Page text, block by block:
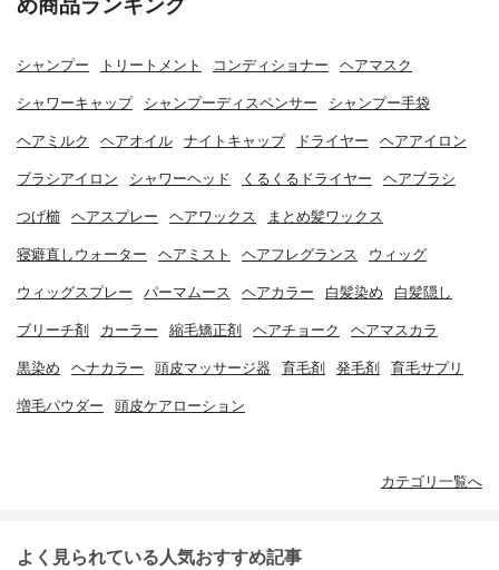
シャンプー トリートメント コンディショナー ヘアマスク
シャワーキャップ シャンプーディスペンサー シャンプー手袋
ヘアミルク ヘアオイル ナイトキャップ ドライヤー ヘアアイロン
ブラシアイロン シャワーヘッド くるくるドライヤー ヘアブラシ
つげ櫛 ヘアスプレー ヘアワックス まとめ髪ワックス
寝癖直しウォーター ヘアミスト ヘアフレグランス ウィッグ
ウィッグスプレー パーマムース ヘアカラー 白髪染め 白髪隠し
ブリーチ剤 カーラー 縮毛矯正剤 ヘアチョーク ヘアマスカラ
黒染め ヘナカラー 頭皮マッサージ器 育毛剤 発毛剤 育毛サプリ
増毛パウダー 頭皮ケアローション
カテゴリ一覧へ
よく見られている人気おすすめ記事